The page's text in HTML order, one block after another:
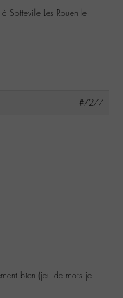
Sotteville Les Rouen le
#7277
bien (jeu de mots je